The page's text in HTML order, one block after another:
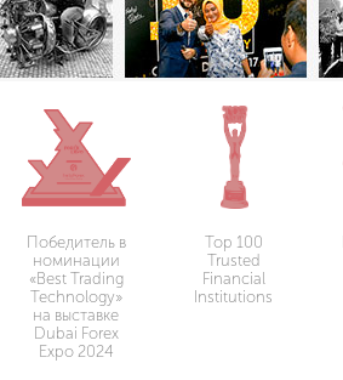
Победитель в
номинации
«Best Trading
Technology»
на выставке
Dubai Forex
Expo 2024
Top 100
Trusted
Financial
Institutions